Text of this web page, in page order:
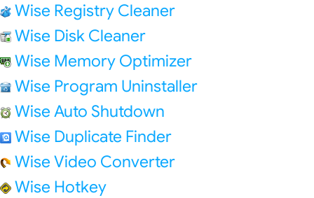
Wise Registry Cleaner
Wise Disk Cleaner
Wise Memory Optimizer
Wise Program Uninstaller
Wise Auto Shutdown
Wise Duplicate Finder
Wise Video Converter
Wise Hotkey